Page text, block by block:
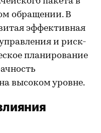
обращении. В
эффективная
и риск-
планирование
высоком уровне.